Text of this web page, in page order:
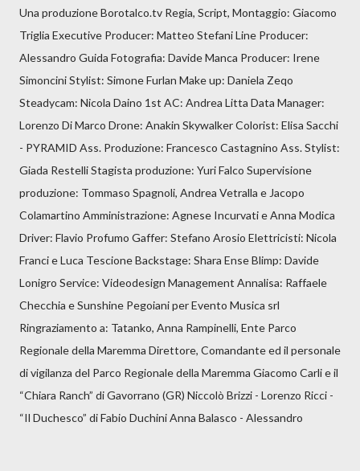
Una produzione Borotalco.tv Regia, Script, Montaggio: Giacomo
Triglia Executive Producer: Matteo Stefani Line Producer:
Alessandro Guida Fotografia: Davide Manca Producer: Irene
Simoncini Stylist: Simone Furlan Make up: Daniela Zeqo
Steadycam: Nicola Daino 1st AC: Andrea Litta Data Manager:
Lorenzo Di Marco Drone: Anakin Skywalker Colorist: Elisa Sacchi
- PYRAMID Ass. Produzione: Francesco Castagnino Ass. Stylist:
Giada Restelli Stagista produzione: Yuri Falco Supervisione
produzione: Tommaso Spagnoli, Andrea Vetralla e Jacopo
Colamartino Amministrazione: Agnese Incurvati e Anna Modica
Driver: Flavio Profumo Gaffer: Stefano Arosio Elettricisti: Nicola
Franci e Luca Tescione Backstage: Shara Ense Blimp: Davide
Lonigro Service: Videodesign Management Annalisa: Raffaele
Checchia e Sunshine Pegoiani per Evento Musica srl
Ringraziamento a: Tatanko, Anna Rampinelli, Ente Parco
Regionale della Maremma Direttore, Comandante ed il personale
di vigilanza del Parco Regionale della Maremma Giacomo Carli e il
“Chiara Ranch” di Gavorrano (GR) Niccolò Brizzi - Lorenzo Ricci -
“Il Duchesco” di Fabio Duchini Anna Balasco - Alessandro